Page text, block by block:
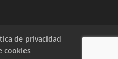
de privacidad
cookies